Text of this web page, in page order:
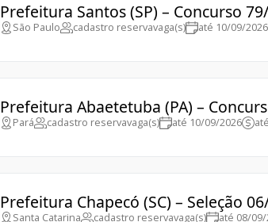
Prefeitura Santos (SP) – Concurso
São Paulo cadastro reservavaga(s) até 10/09/2026
Prefeitura Abaetetuba (PA) –
Pará cadastro reservavaga(s) até 10/09/2026
Prefeitura Chapecó (SC) – Seleção
Santa Catarina cadastro reservavaga(s) até 08/